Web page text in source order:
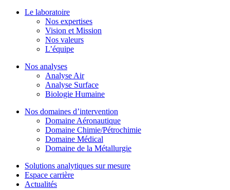
Le laboratoire
Nos expertises
Vision et Mission
Nos valeurs
L’équipe
Nos analyses
Analyse Air
Analyse Surface
Biologie Humaine
Nos domaines d’intervention
Domaine Aéronautique
Domaine Chimie/Pétrochimie
Domaine Médical
Domaine de la Métallurgie
Solutions analytiques sur mesure
Espace carrière
Actualités